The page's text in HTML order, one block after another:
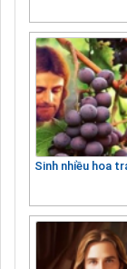
Sinh nhiều hoa